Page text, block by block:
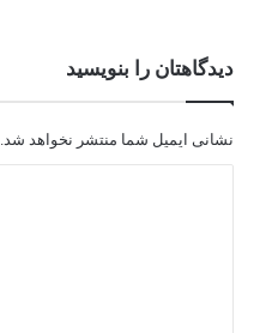
دیدگاهتان را بنویسید
نشانی ایمیل شما منتشر نخواهد شد.